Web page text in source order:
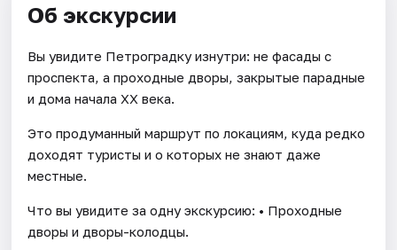
Об экскурсии
Вы увидите Петроградку изнутри: не фасады с
проспекта, а проходные дворы, закрытые парадные
и дома начала XX века.
Это продуманный маршрут по локациям, куда редко
доходят туристы и о которых не знают даже
местные.
Что вы увидите за одну экскурсию: • Проходные
дворы и дворы-колодцы.